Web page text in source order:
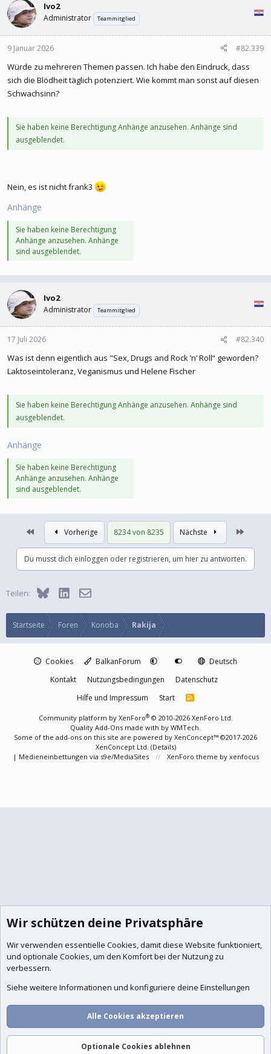
Ivo2
Administrator Teammitglied
9 Januar 2026 #82.339
Würde zu mehreren Themen passen. Ich habe den Eindruck, dass
sich die Blödheit täglich potenziert. Wie kommt man sonst auf diesen
Schwachsinn?
Sie haben keine Berechtigung Anhänge anzusehen. Anhänge sind
ausgeblendet.
Nein, es ist nicht frank3
Anhänge
Sie haben keine Berechtigung
Anhänge anzusehen. Anhänge
sind ausgeblendet.
Ivo2
Administrator Teammitglied
17 Juli 2026 #82.340
Was ist denn eigentlich aus "Sex, Drugs and Rock ’n’ Roll“ geworden?
Laktoseintoleranz, Veganismus und Helene Fischer
Sie haben keine Berechtigung Anhänge anzusehen. Anhänge sind
ausgeblendet.
Anhänge
Sie haben keine Berechtigung
Anhänge anzusehen. Anhänge
sind ausgeblendet.
Vorherige 8234 von 8235 Nächste
Du musst dich einloggen oder registrieren, um hier zu antworten.
Teilen: BlueskyLinkedInE-Mail
Startseite Foren Konoba Rakija
Cookies BalkanForum
Deutsch
Kontakt
Nutzungsbedingungen
Datenschutz
Hilfe und Impressum
Start
R
Community platform by XenForo® © 2010-2026 XenForo Ltd.
Quality Add-Ons made with by WMTech
Some of the add-ons on this site are powered by XenConcept™ ©2017-2026
XenConcept Ltd. (Details)
| Medieneinbettungen via s9e/MediaSites XenForo theme by xenfocus
Foren Aktuelles Anmelden Registrieren Suche
Wir schützen deine Privatsphäre
Wir verwenden essentielle Cookies, damit diese Website funktioniert,
und optionale Cookies, um den Komfort bei der Nutzung zu
verbessern.
Siehe weitere Informationen und konfiguriere deine Einstellungen
Alle Cookies akzeptieren
Optionale Cookies ablehnen